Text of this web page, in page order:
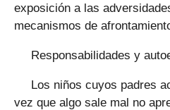
exposición a las
mecanismos de
Responsabilidades y
Los niños cuyos padres
vez que algo sale mal no